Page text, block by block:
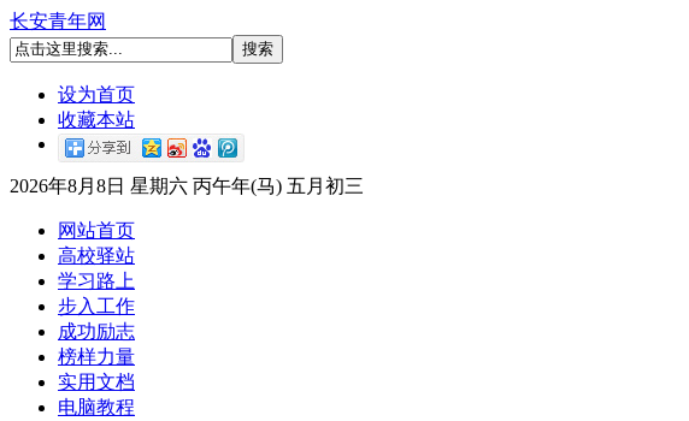
长安青年网
设为首页
收藏本站
2026年8月8日 星期六 丙午年(马) 五月初三
网站首页
高校驿站
学习路上
步入工作
成功励志
榜样力量
实用文档
电脑教程